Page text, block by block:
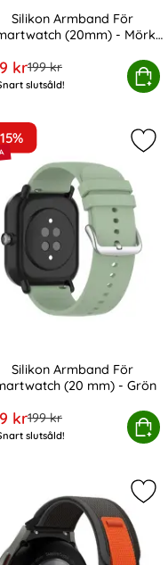
Mörk Grå
Silikon Armband För
(20mm) - Mörk
pris
krtidigare pris
199 kr
slutsåld!
Köp
Armband För
(20mm) - Vit
Armband För
Silikon Armband För
(20 mm) - Grön
pris
krtidigare pris
199 kr
slutsåld!
Köp
Armband För
Protect Galaxy